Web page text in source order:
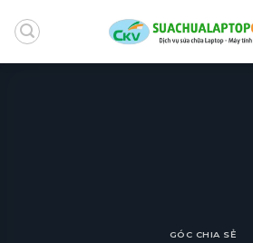
content
GÓC CHIA SẺ